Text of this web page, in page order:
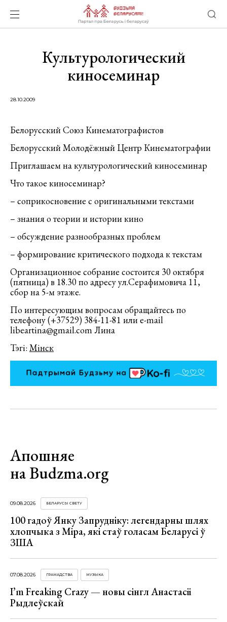
Культурологический
киносеминар
28.10.2009
Белорусский Союз Кинематографистов
Белорусский Молодёжный Центр Кинематографии
Приглашаем на культурологический киносеминар
Что такое киносеминар?
– соприкосновение с оригинальными текстами
– знания о теории и истории кино
– обсуждение разнообразных проблем
– формирование критического подхода к текстам
Организационное собрание состоится 30 октября
(пятница) в 18.30 по адресу ул.Серафимовича 11,
сбор на 5-м этаже.
По интересующим вопросам обращайтесь по
телефону (+37529) 384-11-81 или e-mail
libeartina@gmail.com Лина
Тэгі: Мінск
Апошняе
на Budzma.org
09.08.2026 БЕЛАРУСЫ СВЕТУ
100 гадоў Янку Запрудніку: легендарны шлях
хлопчыка з Міра, які стаў голасам Беларусі ў
ЗША
07.08.2026 ГРАМАДСТВА МУЗЫКА
I’m Freaking Crazy — новы сінгл Анастасіі
Рыдлеўскай